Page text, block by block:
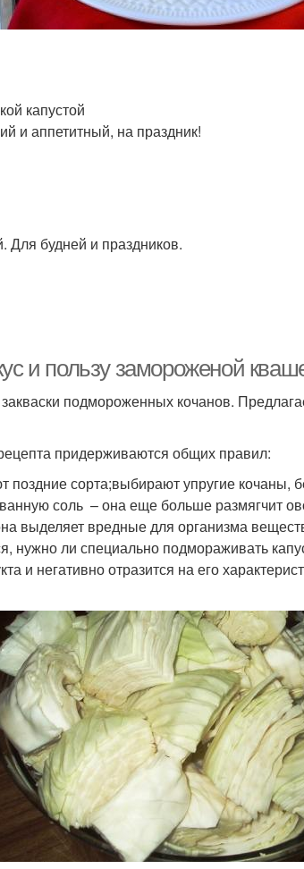
капустой
и аппетитный, на праздник!
Для будней и праздников.
и пользу замороженой
подмороженных кочанов.
придерживаются общих правил:
поздние сорта;выбирают упругие кочаны,
соль – она еще больше размягчит
выделяет вредные для организма
нужно ли специально подмораживать
и негативно отразится на его